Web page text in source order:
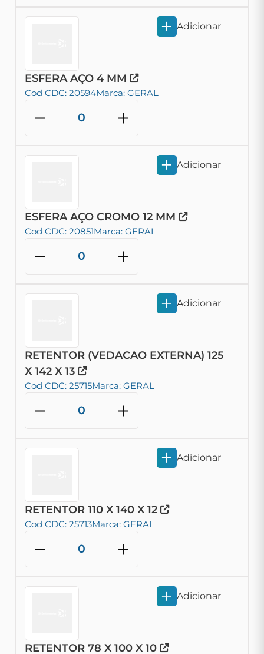
ESFERA AÇO 4 MM
Cod CDC: 20594Marca: GERAL
Adicionar
ESFERA AÇO CROMO 12 MM
Cod CDC: 20851Marca: GERAL
Adicionar
RETENTOR (VEDACAO EXTERNA) 125
X 142 X 13
Cod CDC: 25715Marca: GERAL
Adicionar
RETENTOR 110 X 140 X 12
Cod CDC: 25713Marca: GERAL
Adicionar
RETENTOR 78 X 100 X 10
Adicionar